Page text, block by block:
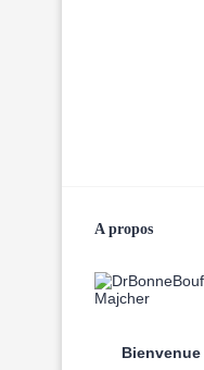
A propos